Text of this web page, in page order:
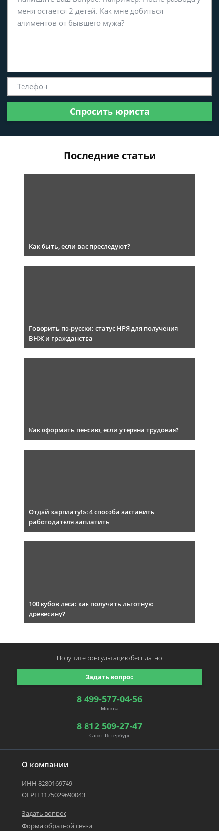
Спросить юриста
Последние статьи
Как быть, если вас преследуют?
Говорить по-русски: статус НРЯ для получения
ВНЖ и гражданства
Как оформить пенсию, если утеряна трудовая?
Отдай зарплату!»: 4 способа заставить
работодателя заплатить
100 кубов леса: как получить льготную
древесину?
О компании
ИНН 8280169749
ОГРН 1175029690043
Задать вопрос
Форма обратной связи
8 499-577-04-56
Москва
8 812 509-27-47
Санкт-Петербург
Задать вопрос
Получите консультациюбесплатно